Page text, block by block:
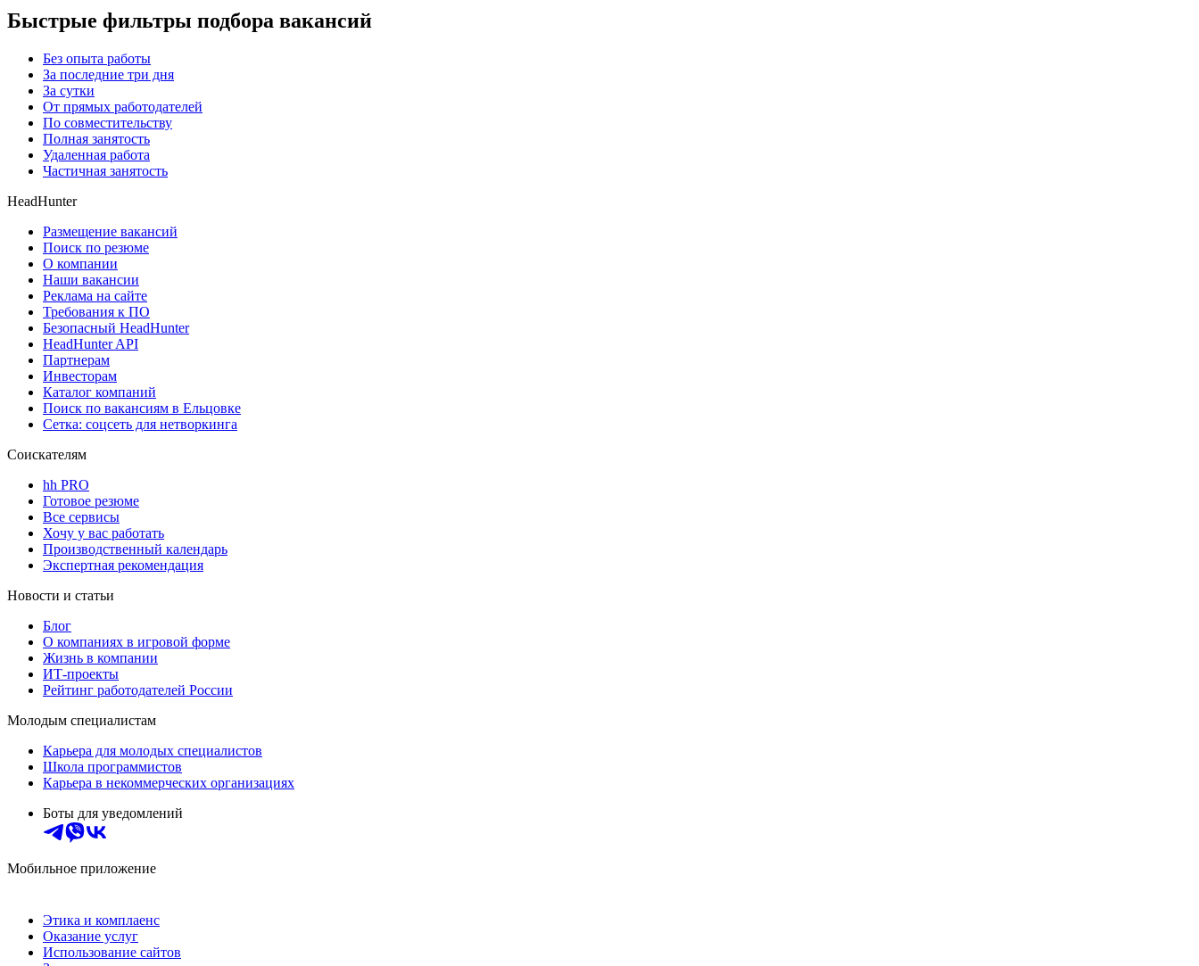
Быстрые фильтры подбора вакансий
Без опыта работы
За последние три дня
За сутки
От прямых работодателей
По совместительству
Полная занятость
Удаленная работа
Частичная занятость
HeadHunter
Размещение вакансий
Поиск по резюме
О компании
Наши вакансии
Реклама на сайте
Требования к ПО
Безопасный HeadHunter
HeadHunter API
Партнерам
Инвесторам
Каталог компаний
Поиск по вакансиям в Ельцовке
Сетка: соцсеть для нетворкинга
Соискателям
hh PRO
Готовое резюме
Все сервисы
Хочу у вас работать
Производственный календарь
Экспертная рекомендация
Новости и статьи
Блог
О компаниях в игровой форме
Жизнь в компании
ИТ-проекты
Рейтинг работодателей России
Молодым специалистам
Карьера для молодых специалистов
Школа программистов
Карьера в некоммерческих организациях
Боты для уведомлений
Мобильное приложение
Этика и комплаенс
Оказание услуг
Использование сайтов